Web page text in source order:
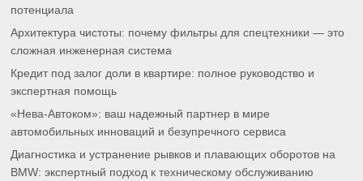
потенциала
Архитектура чистоты: почему фильтры для спецтехники — это
сложная инженерная система
Кредит под залог доли в квартире: полное руководство и
экспертная помощь
«Нева-Автоком»: ваш надежный партнер в мире
автомобильных инноваций и безупречного сервиса
Диагностика и устранение рывков и плавающих оборотов на
BMW: экспертный подход к техническому обслуживанию